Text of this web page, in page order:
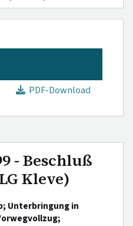
PDF-Download
- Beschluß
Kleve)
Unterbringung in